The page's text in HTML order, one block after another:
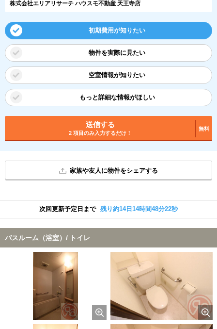
株式会社エリアリサーチ ハウスモ不動産 天王寺店
初期費用が知りたい
物件を実際に見たい
空室情報が知りたい
もっと詳細な情報がほしい
送信する
2 項目のみ入力するだけ！
無料
家族や友人に物件をシェアする
次回更新予定日まで 残り約14日14時間48分21秒
バスルーム（浴室）/ トイレ